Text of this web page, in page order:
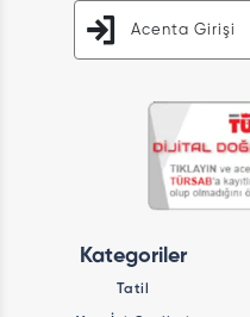
Acenta Girişi
Kategoriler
Tatil